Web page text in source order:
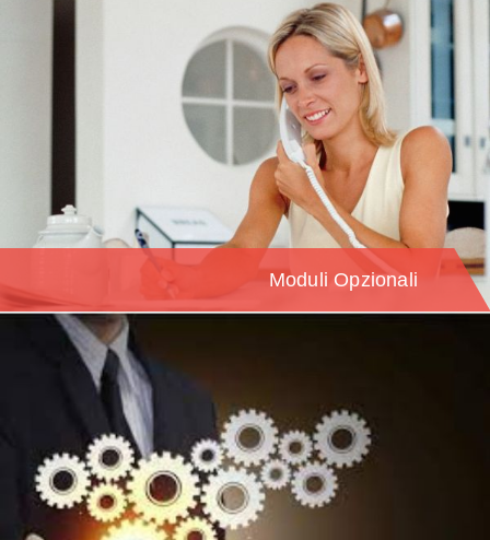
Moduli Opzionali